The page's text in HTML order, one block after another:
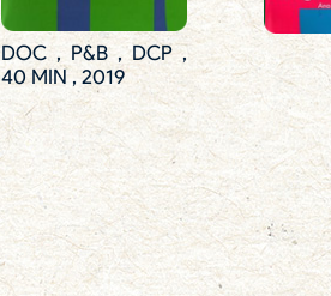
DOC , P&B , DCP ,
40 MIN , 2019